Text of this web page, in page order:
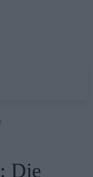
Die